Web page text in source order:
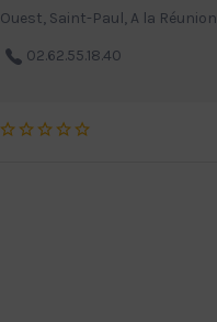
Ouest, Saint-Paul, A la Réunion
02.62.55.18.40